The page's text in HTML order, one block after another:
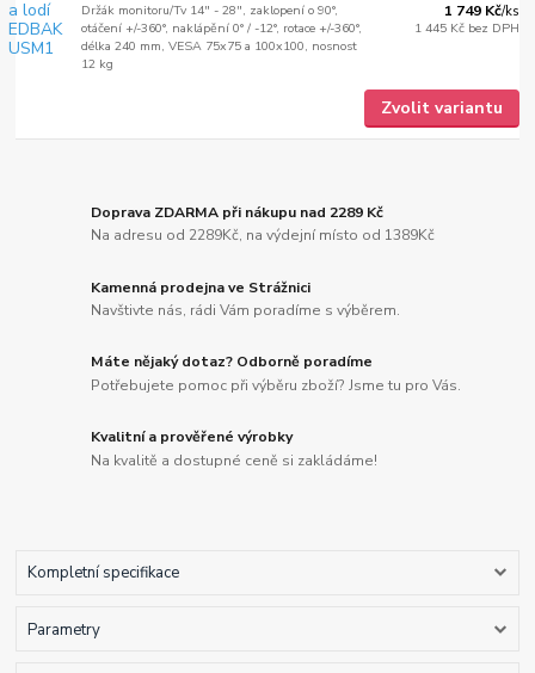
Držák monitoru/Tv 14" - 28", zaklopení o 90°,
otáčení +/-360°, naklápění 0° / -12°, rotace +/-360°,
délka 240 mm, VESA 75x75 a 100x100, nosnost
12 kg
1 749 Kč/ks
1 445 Kč bez DPH
Zvolit variantu
Doprava ZDARMA při nákupu nad 2289 Kč
Na adresu od 2289Kč, na výdejní místo od 1389Kč
Kamenná prodejna ve Strážnici
Navštivte nás, rádi Vám poradíme s výběrem.
Máte nějaký dotaz? Odborně poradíme
Potřebujete pomoc při výběru zboží? Jsme tu pro Vás.
Kvalitní a prověřené výrobky
Na kvalitě a dostupné ceně si zakládáme!
Kompletní specifikace
Parametry